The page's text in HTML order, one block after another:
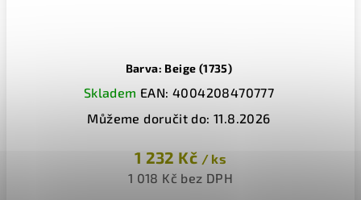
Barva: Beige (1735)
Skladem EAN: 4004208470777
Můžeme doručit do: 11.8.2026
1 232 Kč / ks
1 018 Kč bez DPH